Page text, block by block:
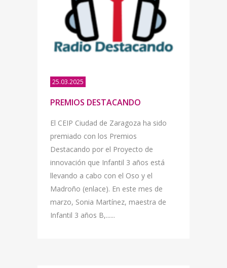
25.03.2025
PREMIOS DESTACANDO
El CEIP Ciudad de Zaragoza ha sido
premiado con los Premios
Destacando por el Proyecto de
innovación que Infantil 3 años está
llevando a cabo con el Oso y el
Madroño (enlace). En este mes de
marzo, Sonia Martínez, maestra de
Infantil 3 años B,......